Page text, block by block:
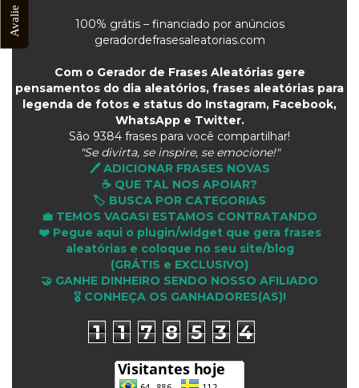
100% grátis – financiado por anúncios
geradordefrasesaleatorias.com
Com o Gerador de Frases Aleatórias gere
pensamentos do dia aleatórios, frases aleatórias para
legenda de fotos e status do Instagram, Facebook,
WhatsApp e Twitter.
São 9384 frases para você compartilhar!
"Se divirta, se inspire, se emocione!"
🖊️ ADICIONAR FRASES NOVAS
☕ QUE TAL NOS APOIAR?
🏷️ BUSCA POR CATEGORIAS
💼 TEMOS VAGAS! ESTAMOS CONTRATANDO
❤️ Pegue aqui o plugin/widget que gera frases
aleatórias e coloque no seu site/blog
(GRÁTIS e EXCLUSIVO)
🤝 GANHE DINHEIRO SENDO NOSSO AFILIADO
🎖 CONHEÇA OS GANHADORES(AS)!
1 1 7 8 5 3 4
Avalie